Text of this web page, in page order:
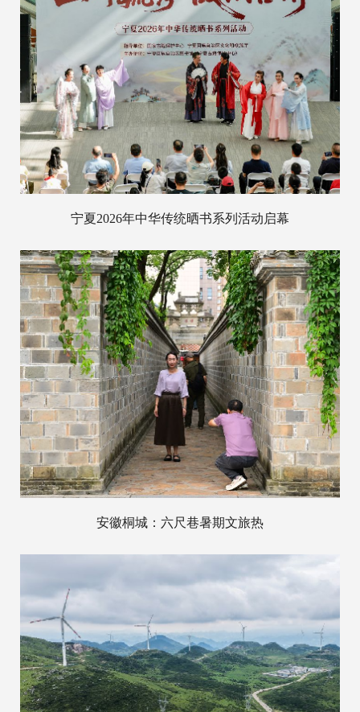
宁夏2026年中华传统晒书系列活动启幕
安徽桐城：六尺巷暑期文旅热